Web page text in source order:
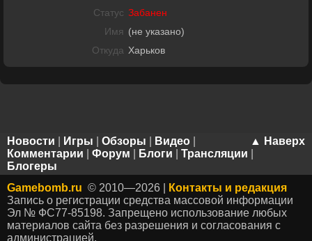
Статус Забанен
Имя (не указано)
Откуда Харьков
▲ Наверх
Новости Игры Обзоры Видео
Комментарии
Форум Блоги Трансляции
Блогеры
Gamebomb.ru © 2010—2026 |
Контакты и редакция
Запись о регистрации средства массовой информации
Эл № ФС77-85198. Запрещено использование любых
материалов сайта без разрешения и согласования с
администрацией.